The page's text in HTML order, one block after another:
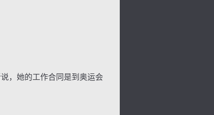
，她的工作合同是到奥运会